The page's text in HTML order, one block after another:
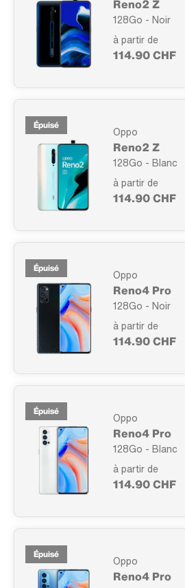
Reno2 Z
128Go - Noir
à partir de
114.90 CHF
Épuisé Oppo
Reno2 Z
128Go - Blanc
à partir de
114.90 CHF
Épuisé Oppo
Reno4 Pro
128Go - Noir
à partir de
114.90 CHF
Épuisé Oppo
Reno4 Pro
128Go - Blanc
à partir de
114.90 CHF
Épuisé Oppo
Reno4 Pro